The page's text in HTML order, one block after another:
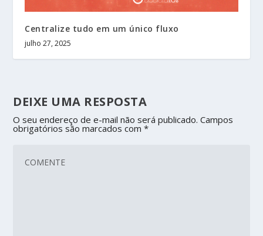
Centralize tudo em um único fluxo
julho 27, 2025
DEIXE UMA RESPOSTA
O seu endereço de e-mail não será publicado. Campos
obrigatórios são marcados com*